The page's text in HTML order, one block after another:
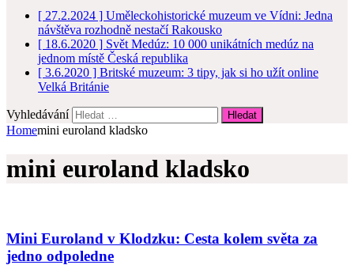
[ 27.2.2024 ] Uměleckohistorické muzeum ve Vídni: Jedna
návštěva rozhodně nestačíRakousko
[ 18.6.2020 ] Svět Medúz: 10 000 unikátních medúz na
jednom místě Česká republika
[ 3.6.2020 ] Britské muzeum: 3 tipy, jak si ho užít online
Velká Británie
Vyhledávání
Homemini euroland kladsko
mini euroland kladsko
Mini Euroland v Klodzku: Cesta kolem světa za
jedno odpoledne